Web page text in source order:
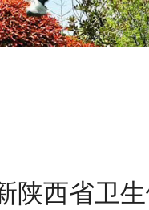
陕西省卫